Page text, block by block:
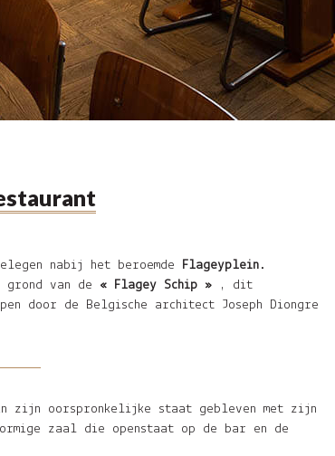
nabij het beroemde Flageyplein .
grond van de « Flagey Schip » , dit
door de Belgische architect Joseph Diongre
zijn oorspronkelijke staat gebleven met zijn
zaal die openstaat op de bar en de